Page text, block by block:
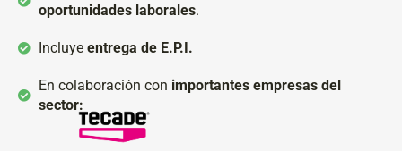
oportunidades laborales.
Incluyeentrega de E.P.I.
En colaboración con importantes empresas del
sector: